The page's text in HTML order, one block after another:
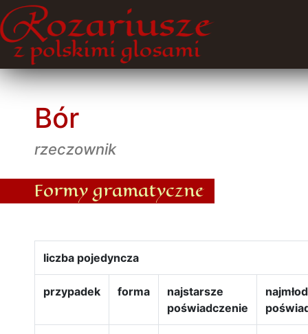
Bór
rzeczownik
Formy gramatyczne
liczba pojedyncza
przypadek forma
najstarsze
poświadczenie